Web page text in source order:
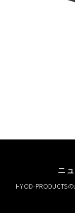
ニ
HYOD-PRODUCTS